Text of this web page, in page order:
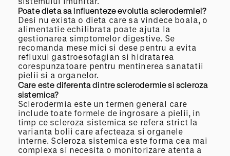
Poate dieta sa influenteze evolutia sclerodermiei?
Desi nu exista o dieta care sa vindece boala, o
alimentatie echilibrata poate ajuta la
gestionarea simptomelor digestive. Se
recomanda mese mici si dese pentru a evita
refluxul gastroesofagian si hidratarea
corespunzatoare pentru mentinerea sanatatii
pielii si a organelor.
Care este diferenta dintre sclerodermie si scleroza
sistemica?
Sclerodermia este un termen general care
include toate formele de ingrosare a pielii, in
timp ce scleroza sistemica se refera strict la
varianta bolii care afecteaza si organele
interne. Scleroza sistemica este forma cea mai
complexa si necesita o monitorizare atenta a